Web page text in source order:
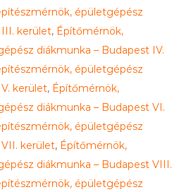
épületgépész
kerület, Építőmérnök,
diákmunka – Budapest IV.
épületgépész
kerület, Építőmérnök,
diákmunka – Budapest VI.
épületgépész
kerület, Építőmérnök,
diákmunka – Budapest VIII.
épületgépész